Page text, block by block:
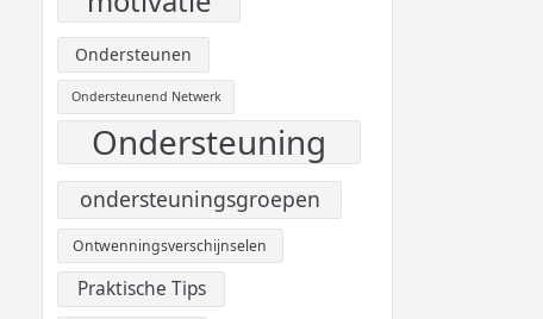
Ondersteunen
Ondersteunend Netwerk
Ondersteuning
ondersteuningsgroepen
Ontwenningsverschijnselen
Praktische Tips